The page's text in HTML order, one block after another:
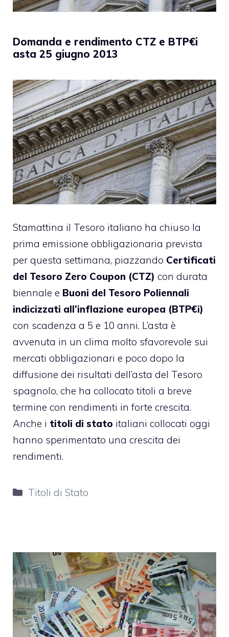
Domanda e rendimento CTZ e BTP€i
asta 25 giugno 2013
Stamattina il Tesoro italiano ha chiuso la
prima emissione obbligazionaria prevista
per questa settimana, piazzando Certificati
del Tesoro Zero Coupon (CTZ) con durata
biennale e Buoni del Tesoro Poliennali
indicizzati all’inflazione europea (BTP€i)
con scadenza a 5 e 10 anni. L’asta è
avvenuta in un clima molto sfavorevole sui
mercati obbligazionari e poco dopo la
diffusione dei risultati dell’asta del Tesoro
spagnolo, che ha collocato titoli a breve
termine con rendimenti in forte crescita.
Anche i titoli di stato italiani collocati oggi
hanno sperimentato una crescita dei
rendimenti.
Categorie
Titoli di Stato